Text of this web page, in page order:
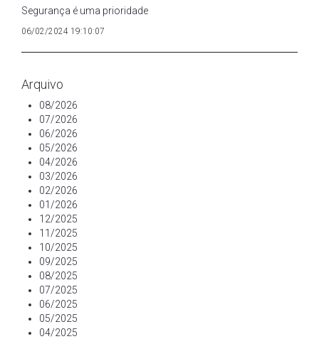
Segurança é uma prioridade
06/02/2024 19:10:07
Arquivo
08/2026
07/2026
06/2026
05/2026
04/2026
03/2026
02/2026
01/2026
12/2025
11/2025
10/2025
09/2025
08/2025
07/2025
06/2025
05/2025
04/2025